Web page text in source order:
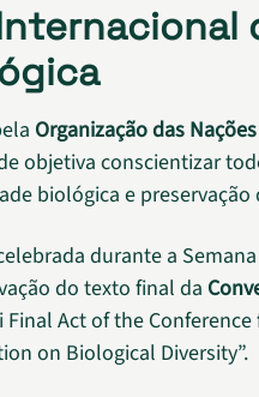
Organização das
objetiva conscientizar
biológica e
durante a
do texto final da
Final Act of the
on Biological Diversity”.